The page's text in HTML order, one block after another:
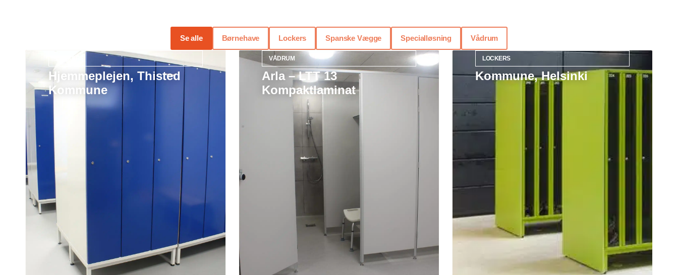
Børnehave Lockers Spanske Vægge Specialløsning Vådrum
Se alle
Hjemmeplejen, Thisted
Kommune
Læs mere
VÅDRUM
Arla – LTT 13
Kompaktlaminat
Læs mere
LOCKERS
Kommune, Helsinki